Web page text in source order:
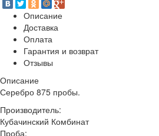
Описание
Доставка
Оплата
Гарантия и возврат
Отзывы
Описание
Серебро 875 пробы.
Производитель:
Кубачинский Комбинат
Проба: